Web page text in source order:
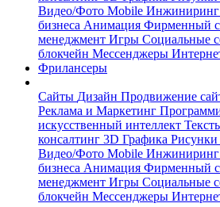
Видео/Фото Mobile Инжиниринг
бизнеса Анимация Фирменный
менеджмент Игры Социальные
блокчейн Мессенджеры
Фрилансеры
Сайты Дизайн Продвижение
Реклама и Маркетинг
искусственный интеллект
консалтинг 3D Графика
Видео/Фото Mobile Инжиниринг
бизнеса Анимация Фирменный
менеджмент Игры Социальные
блокчейн Мессенджеры